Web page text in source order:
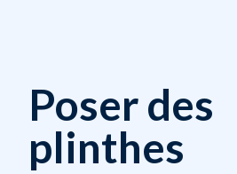
Poser des
plinthes